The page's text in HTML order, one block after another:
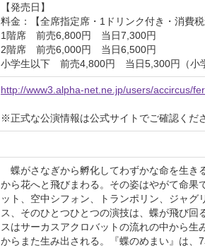
【発売日】
料金：【全席指定席・1ドリンク付き・消費税
1階席 前売6,800円 当日7,300円
2階席 前売6,000円 当日6,500円
小学生以下 前売4,800円 当日5,300円（小
http://www3.alpha-net.ne.jp/users/accircus/
※正式な公演情報は公式サイトでご確認くだ
蝶がさなぎから孵化してわずかな命を生き
から花へと飛びまわる。その姿はやがて命
ット、空中シフォン、トランポリン、ジャ
ス、そのひとつひとつの演技は、蝶が飛び
スはサーカスアクロバットの流れの中から
からまた生み出される。『蝶のめまい』は、